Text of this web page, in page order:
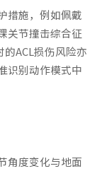
措施，例如佩戴
关节撞击综合征
ACL损伤风险亦
识别动作模式中
角度变化与地面